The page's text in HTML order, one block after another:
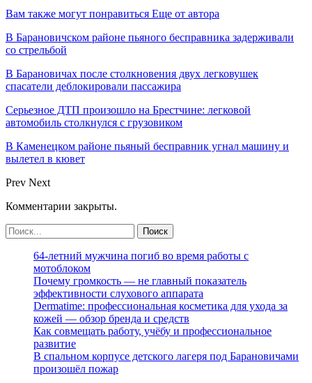
Вам также могут понравиться Еще от автора
В Барановичском районе пьяного бесправника задерживали
со стрельбой
В Барановичах после столкновения двух легковушек
спасатели деблокировали пассажира
Серьезное ДТП произошло на Брестчине: легковой
автомобиль столкнулся с грузовиком
В Каменецком районе пьяный бесправник угнал машину и
вылетел в кювет
Prev Next
Комментарии закрыты.
64-летний мужчина погиб во время работы с
мотоблоком
Почему громкость — не главный показатель
эффективности слухового аппарата
Dermatime: профессиональная косметика для ухода за
кожей — обзор бренда и средств
Как совмещать работу, учёбу и профессиональное
развитие
В спальном корпусе детского лагеря под Барановичами
произошёл пожар